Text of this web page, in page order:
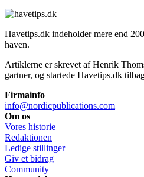
Havetips.dk indeholder mere end
haven.
Artiklerne er skrevet af Henrik
gartner, og startede Havetips.dk
Firmainfo
info@nordicpublications.com
Om os
Vores historie
Redaktionen
Ledige stillinger
Giv et bidrag
Community